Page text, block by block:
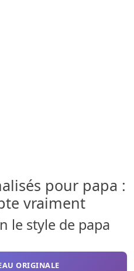
pour papa :
vraiment
le style de papa
ORIGINALE